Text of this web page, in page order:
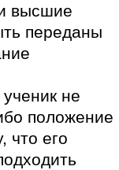
высшие
переданы
не
положение
что его